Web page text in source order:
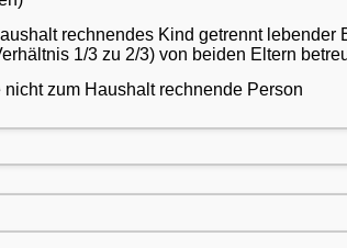
rechnendes Kind getrennt
1/3 zu 2/3) von beiden Eltern
zum Haushalt rechnende Person